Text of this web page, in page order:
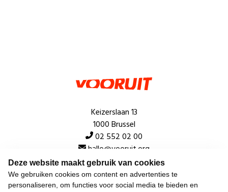
Deze website maakt gebruik van cookies
We gebruiken cookies om content en advertenties te
personaliseren, om functies voor social media te bieden en
Keizerslaan 13
1000 Brussel
02 552 02 00
hallo@vooruit.org
Snel